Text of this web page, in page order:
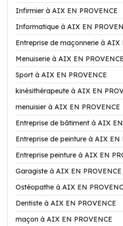
Infirmier à AIX EN PROVENCE
Informatique à AIX EN
Entreprise de maçonnerie à AIX
Menuiserie à AIX EN PROVENCE
Sport à AIX EN PROVENCE
kinésithérapeute à AIX EN
menuisier à AIX EN PROVENCE
Entreprise de bâtiment à AIX EN
Entreprise de peinture à AIX EN
Entreprise peinture à AIX EN
Garagiste à AIX EN PROVENCE
Ostéopathe à AIX EN
Dentiste à AIX EN PROVENCE
maçon à AIX EN PROVENCE